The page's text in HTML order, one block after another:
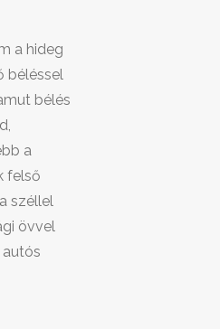
a hideg
béléssel
bélés
a
felső
széllel
övvel